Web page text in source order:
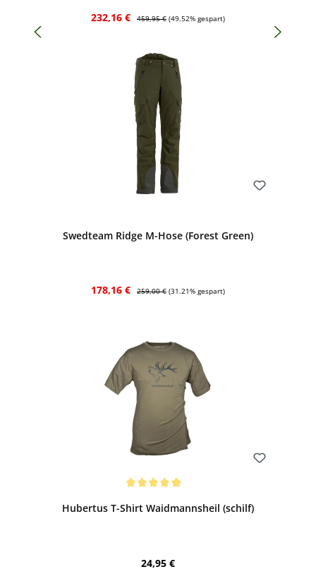
Verkaufspreis:
232,16 € Regulärer Preis:
459,95 € (49.52% gespart)
Swedteam Ridge M-Hose (Forest Green)
Verkaufspreis:
178,16 € Regulärer Preis:
259,00 € (31.21% gespart)
Hubertus T-Shirt Waidmannsheil (schilf)
Regulärer Preis:
24,95 €